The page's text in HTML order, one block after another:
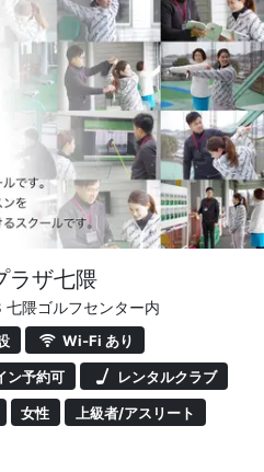
ーのステップアップシステム
握る初心者の方から、伸び悩
い人、プロを目指すジュニ
レッスンが可能です。
ン
ンです。
。
ラザ七隈
隈ゴルフセンター内
Wi-Fi あり
ン予約可 レンタルクラブ
女性 上級者/アスリート